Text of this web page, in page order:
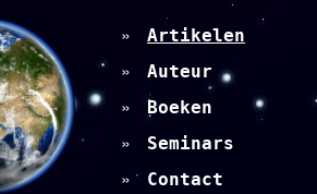
Artikelen
Auteur
Boeken
Seminars
Contact